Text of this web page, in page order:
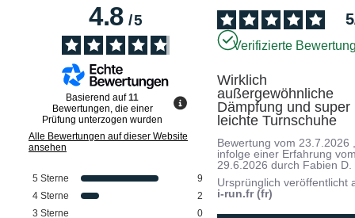
4.8/5
Basierend auf11
Bewertungen, die einer
Prüfung unterzogen wurden
Alle Bewertungen auf dieser Website
ansehen
5 Sterne
9
4 Sterne
2
3 Sterne 0
5
Verifizierte
Wirklich
außergewöhnliche
Dämpfung und super
leichte Turnschuhe
Bewertung vom 23.7.2026
infolge einer Erfahrung
29.6.2026 durch Fabien D.
Ursprünglich veröffentlicht
i-run.fr (fr)